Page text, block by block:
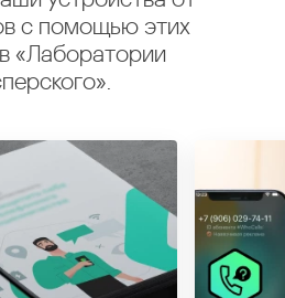
с помощью этих
«Лаборатории